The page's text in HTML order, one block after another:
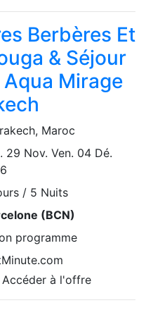
Berbères Et
& Séjour
Mirage
, Maroc
29 Nov. Ven. 04 Dé.
/ 5 Nuits
(BCN)
programme
Accéder à l'offre